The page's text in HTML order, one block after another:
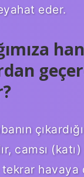
eder.
camsı
havaya